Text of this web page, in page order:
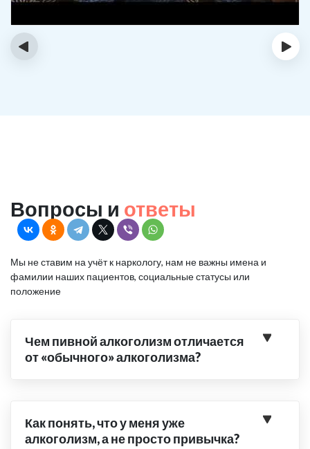
‹ ›
Вопросы и ответы
Мы не ставим на учёт к наркологу, нам не важны имена и
фамилии наших пациентов, социальные статусы или
положение
Чем пивной алкоголизм отличается
от «обычного» алкоголизма?
Как понять, что у меня уже
алкоголизм, а не просто привычка?